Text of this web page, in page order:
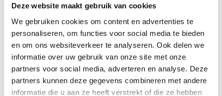
Deze website maakt gebruik van cookies
We gebruiken cookies om content en advertenties te
personaliseren, om functies voor social media te bieden
en om ons websiteverkeer te analyseren. Ook delen we
informatie over uw gebruik van onze site met onze
partners voor social media, adverteren en analyse. Deze
partners kunnen deze gegevens combineren met andere
informatie die u aan ze heeft verstrekt of die ze hebben
Kuiplengte: 88 cm
Gewicht: 26 kg
Capaciteit: 75-120 kg
REVIEWS